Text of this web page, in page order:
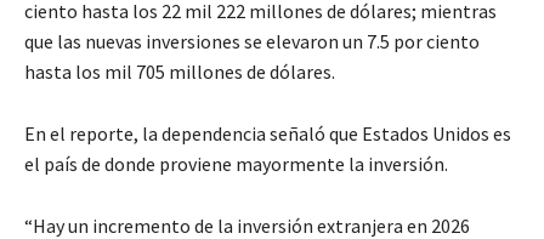
ciento hasta los 22 mil 222 millones de dólares; mientras
que las nuevas inversiones se elevaron un 7.5 por ciento
hasta los mil 705 millones de dólares.
En el reporte, la dependencia señaló que Estados Unidos es
el país de donde proviene mayormente la inversión.
“Hay un incremento de la inversión extranjera en 2026